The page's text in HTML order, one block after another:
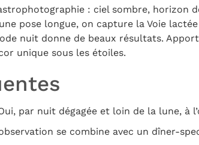
: ciel sombre, horizon
pose longue, on capture la Voie
nuit donne de beaux résultats.
unique sous les étoiles.
par nuit dégagée et loin de la lune, à
se combine avec un dîner-